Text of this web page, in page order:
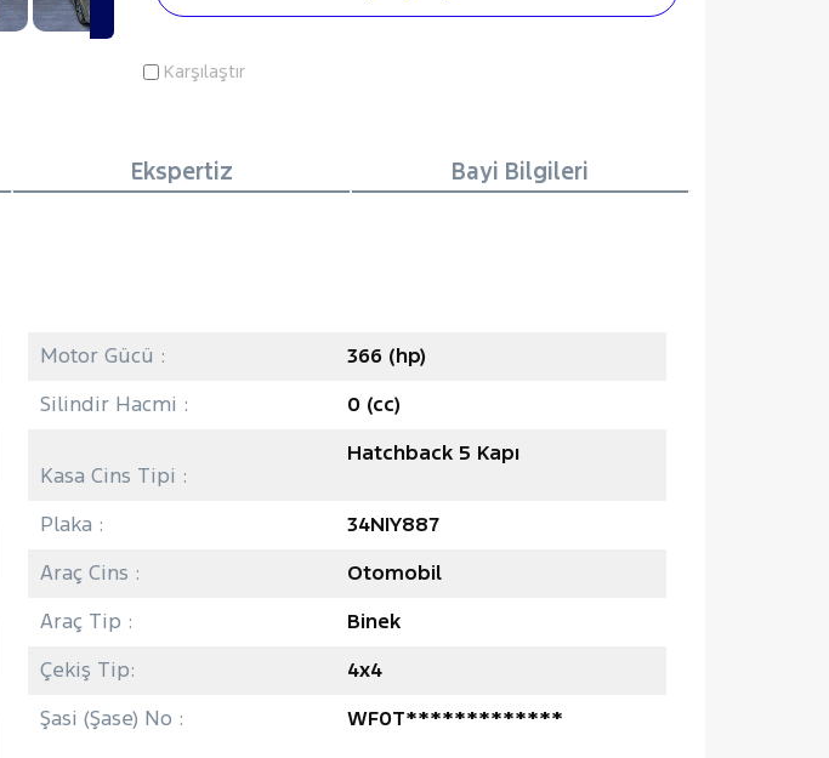
Karşılaştır
Ekspertiz Bayi Bilgileri
Motor Gücü :
366 (hp)
Silindir Hacmi :
0 (cc)
Kasa Cins Tipi :
Hatchback 5 Kapı
Plaka :
34NIY887
Araç Cins :
Otomobil
Araç Tip :
Binek
Çekiş Tip:
4x4
Şasi (Şase) No :
WF0T*************